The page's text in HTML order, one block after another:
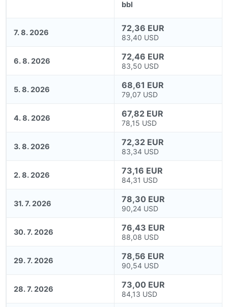
bbl
7. 8. 2026 72,36 EUR
83,40 USD
6. 8. 2026 72,46 EUR
83,50 USD
5. 8. 2026 68,61 EUR
79,07 USD
4. 8. 2026 67,82 EUR
78,15 USD
3. 8. 2026 72,32 EUR
83,34 USD
2. 8. 2026 73,16 EUR
84,31 USD
31. 7. 2026 78,30 EUR
90,24 USD
30. 7. 2026 76,43 EUR
88,08 USD
29. 7. 2026 78,56 EUR
90,54 USD
28. 7. 2026 73,00 EUR
84,13 USD